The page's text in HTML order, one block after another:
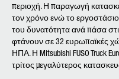
περιοχή. Η παραγωγή
τον χρόνο ενώ το εργοστάσιο
του δυνατότητα ανά πάσα
φτάνουν σε 32 ευρωπαϊκές
ΗΠΑ. Η Mitsubishi FUSO Truck
τρίτος μεγαλύτερος